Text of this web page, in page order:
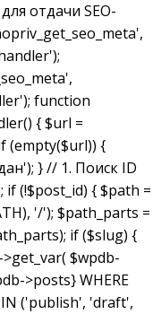
отдачи SEO-
function
{ $url =
(empty($url)) {
} // 1. Поиск ID
(!$post_id) { $path =
'/'); $path_parts =
if ($slug) {
$wpdb-
>posts} WHERE
IN ('publish', 'draft',